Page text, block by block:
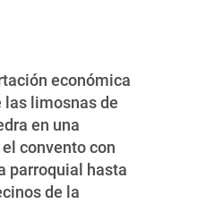
económica
las limosnas de
en una
convento con
parroquial hasta
de la